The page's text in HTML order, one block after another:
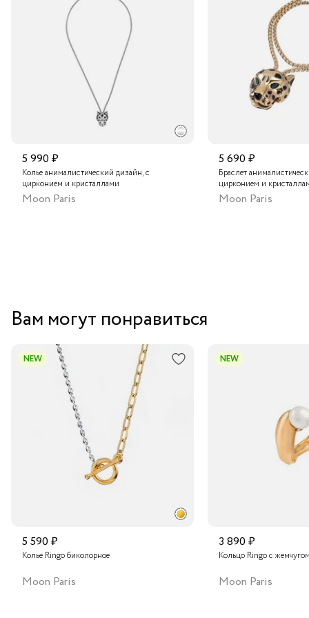
Центральный склад
Подробнее о сроках доставки
5 990 ₽
Колье анималистический дизайн, с
цирконием и кристаллами
Moon Paris
5 690 ₽
Браслет
цирконием и
Moon Paris
Вам могут понравиться
NEW
5 590 ₽
Колье Ringo биколорное
Moon Paris
NEW
3 890 ₽
Кольцо Ringo с
Moon Paris